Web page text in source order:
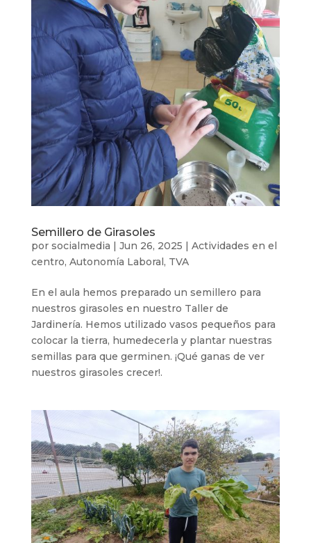
Semillero de Girasoles
por socialmedia | Jun 26, 2025 | Actividades en el
centro, Autonomía Laboral, TVA
En el aula hemos preparado un semillero para
nuestros girasoles en nuestro Taller de
Jardinería. Hemos utilizado vasos pequeños para
colocar la tierra, humedecerla y plantar nuestras
semillas para que germinen. ¡Qué ganas de ver
nuestros girasoles crecer!.